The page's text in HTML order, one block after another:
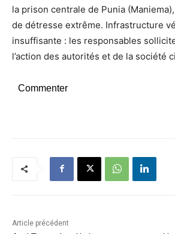
la prison centrale de Punia
de détresse extrême. Infrastructure
insuffisante : les responsables
l’action des autorités et de la société
Commenter
Article précédent